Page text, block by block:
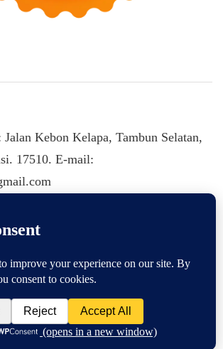
Kebon Kelapa, Tambun Selatan,
17510. E-mail:
Copyright (C) 2026